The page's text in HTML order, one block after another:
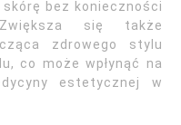
skórę bez konieczności
się także
zdrowego stylu
co może wpłynąć na
estetycznej w